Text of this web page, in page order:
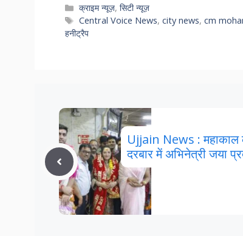
Categories
क्राइम न्यूज़,सिटी न्यूज़
Tags
Central Voice News,city news,cm
हनीट्रैप
Ujjain News :
दरबार में अभिनेत्री जया